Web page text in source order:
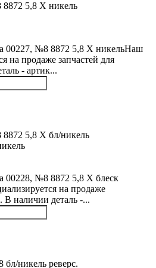
00227, №8 8872 5,8 Х никельНаш
на продаже запчастей для
- артик...
00228, №8 8872 5,8 Х блеск
на продаже
В наличии деталь -...